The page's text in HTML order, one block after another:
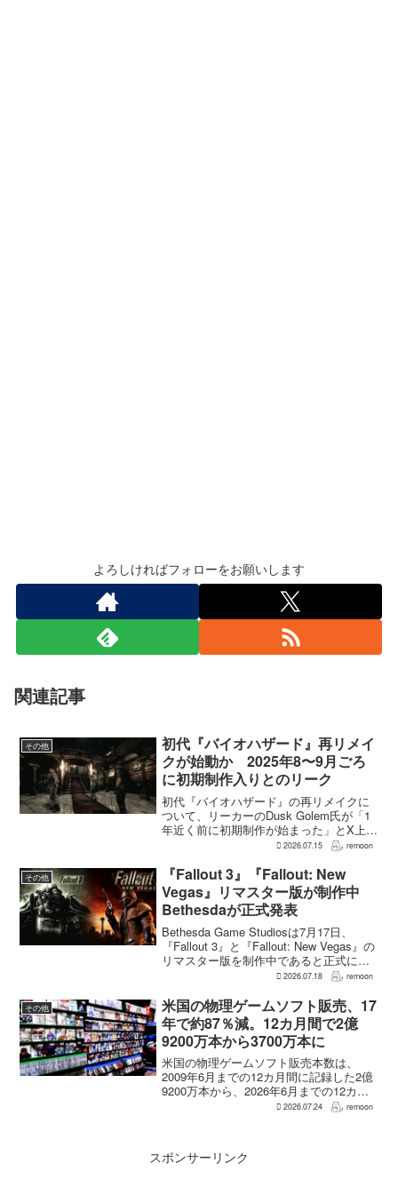
よろしければフォローをお願いします
関連記事
その他
初代『バイオハザード』再リメイ
クが始動か 2025年8〜9月ごろ
に初期制作入りとのリーク
初代『バイオハザード』の再リメイクに
ついて、リーカーのDusk Golem氏が「1
年近く前に初期制作が始まった」とX上で
述べた。同氏によれば、プリプロダクシ
本格制作へ移るのは『バイオハザード
RE:...
2026.07.15 remoon
その他
『Fallout 3』『Fallout: New
Vegas』リマスター版が制作中
Bethesdaが正式発表
Bethesda Game Studiosは7月17日、
『Fallout 3』と『Fallout: New Vegas』の
リマスター版を制作中であると正式に発
表した。同社は今後のプロジェクトを紹
が過去の『...
2026.07.18 remoon
その他
米国の物理ゲームソフト販売、17
年で約87％減。12カ月間で2億
9200万本から3700万本に
米国の物理ゲームソフト販売本数は、
2009年6月までの12カ月間に記録した2億
9200万本から、2026年6月までの12カ月
間には3700万本まで減少した。市場調査
2026.07.24 remoon
スポンサーリンク